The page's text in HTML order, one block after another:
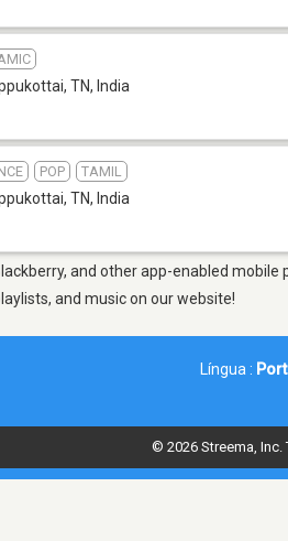
TN, India
POP TAMIL
TN, India
and other app-enabled mobile
and music on our website!
Língua :
© 2026 Streema,